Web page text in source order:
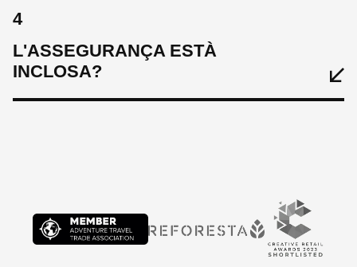
4
L'ASSEGURANÇA ESTÀ
INCLOSA?